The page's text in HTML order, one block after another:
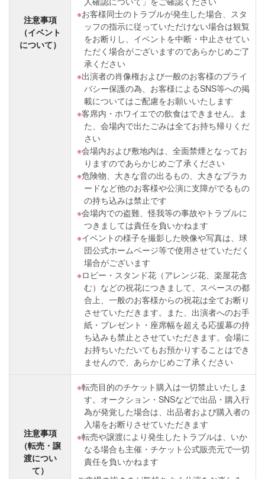
注意事項
（イベント
について）
お客様同士のトラブルが発生した場合、スタ
ッフの指示に従っていただけない場合は観覧
をお断りし、イベントを中断・中止させてい
ただく場合がございますのであらかじめご了
承ください
出演者の肖像権および一般のお客様のプライ
バシー保護の為、お客様によるSNS等への掲
載についてはご配慮をお願いいたします
客席内・ホワイエでの飲食はできません。ま
た、会場内で出たごみは全てお持ち帰りくだ
さい
会場内および敷地内は、全面禁煙となってお
りますのであらかじめご了承ください
危険物、大きな音の出るもの、大きなプラカ
ードなど他のお客様や公演に支障がでるもの
の持ち込みは禁止です
会場内での盗難、怪我等の事故やトラブルに
つきましては責任を負いかねます
イベントの様子を撮影した映像や写真は、球
団公式ホームページ等で使用させていただく
場合がございます
ロビー・スタンド花（アレンジ花、楽屋花含
む）などの祝花につきまして、スペースの都
合上、一般のお客様からの祝花は全てお断り
させていただきます。また、出演者へのお手
紙・プレゼント・座席幅を超える応援幕の持
ち込みも禁止とさせていただきます。会場に
お持ちいただいてもお預かりすることはでき
ませんので、あらかじめご了承ください
注意事項
（転売・譲
渡につい
て）
転売目的のチケット購入は一切禁止いたしま
す。オークション・SNSなどで出品・購入行
為が発覚した場合は、出品者および購入者の
入場をお断りさせていただきます
転売や譲渡により発生したトラブルは、いか
なる場合も主催・チケット公式販売元で一切
責任を負いかねます